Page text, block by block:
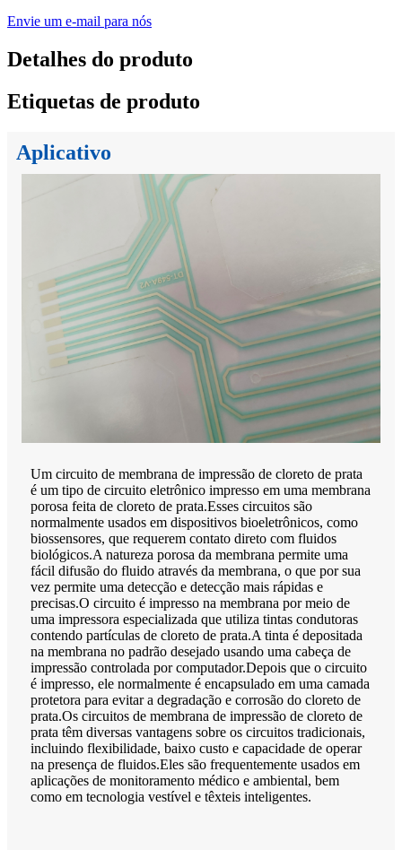
Envie um e-mail para nós
Detalhes do produto
Etiquetas de produto
Aplicativo
Um circuito de membrana de impressão de cloreto de prata
é um tipo de circuito eletrônico impresso em uma membrana
porosa feita de cloreto de prata.Esses circuitos são
normalmente usados ​​em dispositivos bioeletrônicos, como
biossensores, que requerem contato direto com fluidos
biológicos.A natureza porosa da membrana permite uma
fácil difusão do fluido através da membrana, o que por sua
vez permite uma detecção e detecção mais rápidas e
precisas.O circuito é impresso na membrana por meio de
uma impressora especializada que utiliza tintas condutoras
contendo partículas de cloreto de prata.A tinta é depositada
na membrana no padrão desejado usando uma cabeça de
impressão controlada por computador.Depois que o circuito
é impresso, ele normalmente é encapsulado em uma camada
protetora para evitar a degradação e corrosão do cloreto de
prata.Os circuitos de membrana de impressão de cloreto de
prata têm diversas vantagens sobre os circuitos tradicionais,
incluindo flexibilidade, baixo custo e capacidade de operar
na presença de fluidos.Eles são frequentemente usados ​​em
aplicações de monitoramento médico e ambiental, bem
como em tecnologia vestível e têxteis inteligentes.